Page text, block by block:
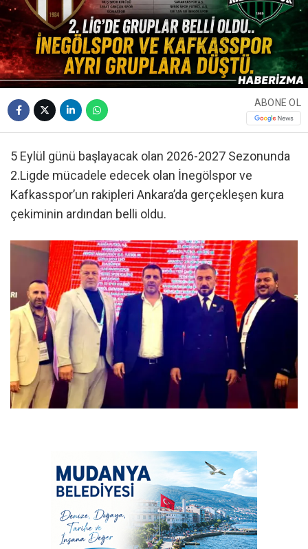
ABONE OL
5 Eylül günü başlayacak olan 2026-2027 Sezonunda
2.Ligde mücadele edecek olan İnegölspor ve
Kafkasspor’un rakipleri Ankara’da gerçekleşen kura
çekiminin ardından belli oldu.